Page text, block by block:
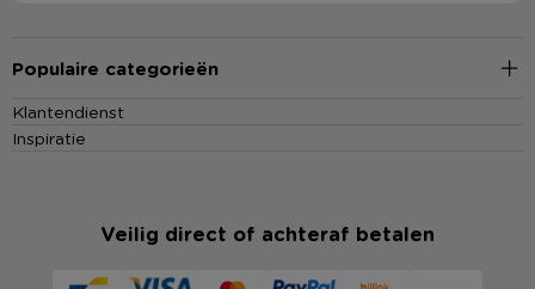
Populaire categorieën
Klantendienst
Inspiratie
Veilig direct of achteraf betalen